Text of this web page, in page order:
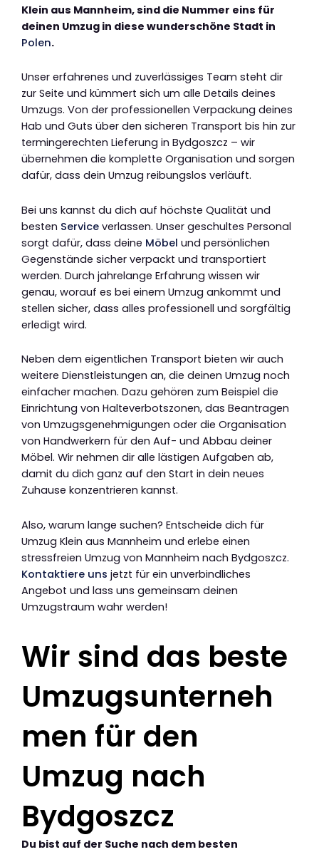
Klein aus Mannheim, sind die Nummer eins für
deinen Umzug in diese wunderschöne Stadt in
Polen.
Unser erfahrenes und zuverlässiges Team steht dir
zur Seite und kümmert sich um alle Details deines
Umzugs. Von der professionellen Verpackung deines
Hab und Guts über den sicheren Transport bis hin zur
termingerechten Lieferung in Bydgoszcz – wir
übernehmen die komplette Organisation und sorgen
dafür, dass dein Umzug reibungslos verläuft.
Bei uns kannst du dich auf höchste Qualität und
besten Service verlassen. Unser geschultes Personal
sorgt dafür, dass deine Möbel und persönlichen
Gegenstände sicher verpackt und transportiert
werden. Durch jahrelange Erfahrung wissen wir
genau, worauf es bei einem Umzug ankommt und
stellen sicher, dass alles professionell und sorgfältig
erledigt wird.
Neben dem eigentlichen Transport bieten wir auch
weitere Dienstleistungen an, die deinen Umzug noch
einfacher machen. Dazu gehören zum Beispiel die
Einrichtung von Halteverbotszonen, das Beantragen
von Umzugsgenehmigungen oder die Organisation
von Handwerkern für den Auf- und Abbau deiner
Möbel. Wir nehmen dir alle lästigen Aufgaben ab,
damit du dich ganz auf den Start in dein neues
Zuhause konzentrieren kannst.
Also, warum lange suchen? Entscheide dich für
Umzug Klein aus Mannheim und erlebe einen
stressfreien Umzug von Mannheim nach Bydgoszcz.
Kontaktiere uns jetzt für ein unverbindliches
Angebot und lass uns gemeinsam deinen
Umzugstraum wahr werden!
Wir sind das beste
Umzugsunterneh
men für den
Umzug nach
Bydgoszcz
Du bist auf der Suche nach dem besten